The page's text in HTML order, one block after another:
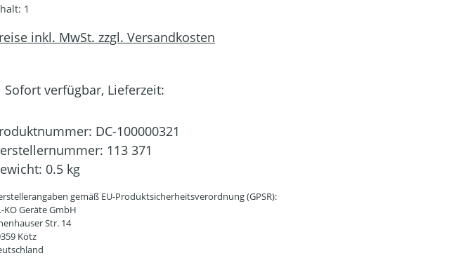
1
inkl. MwSt. zzgl. Versandkosten
Sofort verfügbar, Lieferzeit:
DC-100000321
113 371
0.5 kg
gemäß EU-Produktsicherheitsverordnung (GPSR):
KO Geräte GmbH
Str. 14
Kötz